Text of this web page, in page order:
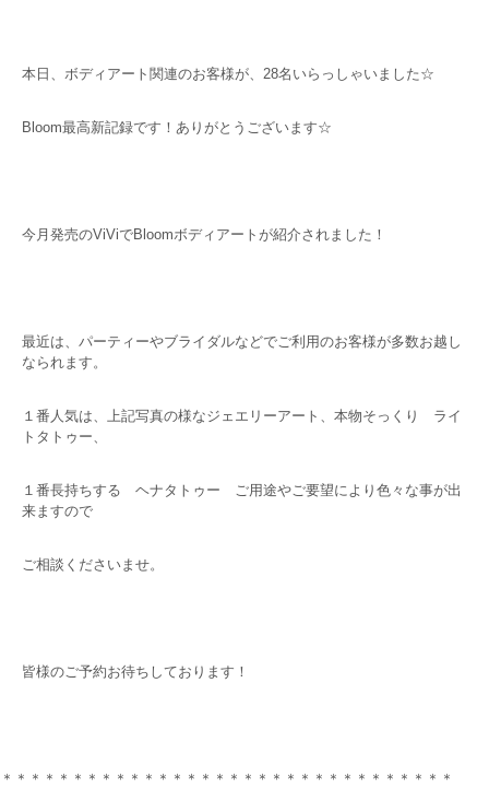
本日、ボディアート関連のお客様が、28名いらっしゃいました☆
Bloom最高新記録です！ありがとうございます☆
今月発売のViViでBloomボディアートが紹介されました！
最近は、パーティーやブライダルなどでご利用のお客様が多数お越し
なられます。
１番人気は、上記写真の様なジェエリーアート、本物そっくり ライ
トタトゥー、
１番長持ちする ヘナタトゥー ご用途やご要望により色々な事が出
来ますので
ご相談くださいませ。
皆様のご予約お待ちしております！
＊＊＊＊＊＊＊＊＊＊＊＊＊＊＊＊＊＊＊＊＊＊＊＊＊＊＊＊＊＊＊＊